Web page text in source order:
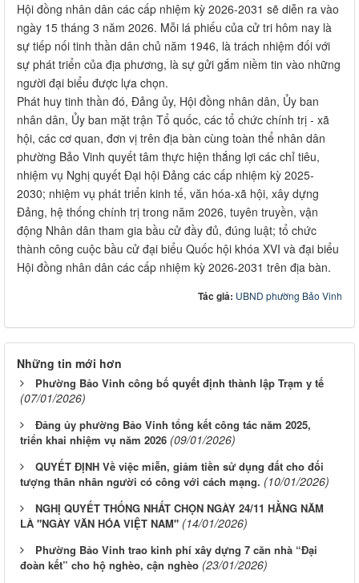
Hội đồng nhân dân các cấp nhiệm kỳ 2026-2031 sẽ diễn ra vào
ngày 15 tháng 3 năm 2026. Mỗi lá phiếu của cử tri hôm nay là
sự tiếp nối tinh thần dân chủ năm 1946, là trách nhiệm đối với
sự phát triển của địa phương, là sự gửi gắm niềm tin vào những
người đại biểu được lựa chọn.
Phát huy tinh thần đó, Đảng ủy, Hội đồng nhân dân, Ủy ban
nhân dân, Ủy ban mặt trận Tổ quốc, các tổ chức chính trị - xã
hội, các cơ quan, đơn vị trên địa bàn cùng toàn thể nhân dân
phường Bảo Vinh quyết tâm thực hiện thắng lợi các chỉ tiêu,
nhiệm vụ Nghị quyết Đại hội Đảng các cấp nhiệm kỳ 2025-
2030; nhiệm vụ phát triển kinh tế, văn hóa-xã hội, xây dựng
Đảng, hệ thống chính trị trong năm 2026, tuyên truyền, vận
động Nhân dân tham gia bầu cử đầy đủ, đúng luật; tổ chức
thành công cuộc bầu cử đại biểu Quốc hội khóa XVI và đại biểu
Hội đồng nhân dân các cấp nhiệm kỳ 2026-2031 trên địa bàn.
Tác giả: UBND phường Bảo Vinh
Những tin mới hơn
Phường Bảo Vinh công bố quyết định thành lập Trạm y tế
(07/01/2026)
Đảng ủy phường Bảo Vinh tổng kết công tác năm 2025,
triển khai nhiệm vụ năm 2026 (09/01/2026)
QUYẾT ĐỊNH Về việc miễn, giảm tiền sử dụng đất cho đối
tượng thân nhân người có công với cách mạng. (10/01/2026)
NGHỊ QUYẾT THỐNG NHẤT CHỌN NGÀY 24/11 HẰNG NĂM
LÀ "NGÀY VĂN HÓA VIỆT NAM" (14/01/2026)
Phường Bảo Vinh trao kinh phí xây dựng 7 căn nhà “Đại
đoàn kết” cho hộ nghèo, cận nghèo (23/01/2026)